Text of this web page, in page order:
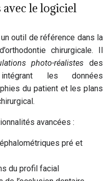
le logiciel
outil de référence dans la
chirurgicale. Il
photo-réalistesdes
les données
du patient et les plans
avancées :
pré et
du profil facial